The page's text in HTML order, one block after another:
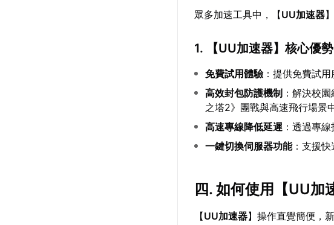
眾多加速工具中，【UU加速器
1. 【UU加速器】核心優勢
免費試用體驗：提供免費試
高效封包防護機制 ：解決校
之塔2》團戰與高速飛行場景
高速專線降低延遲 ：透過專
一鍵切換伺服器功能：支援快
四. 如何使用【UU加
【UU加速器】操作直覺簡便，